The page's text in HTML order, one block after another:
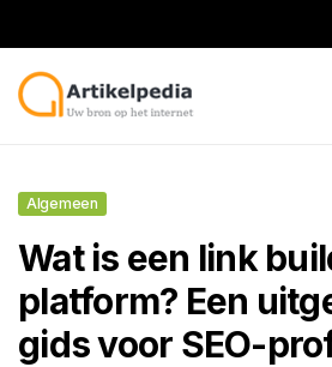
Algemeen
Wat is een link
platform? Een
gids voor SEO-